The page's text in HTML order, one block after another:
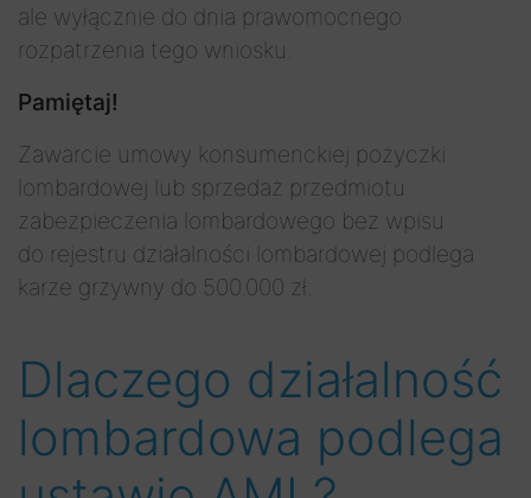
ale wyłącznie do dnia prawomocnego
rozpatrzenia tego wniosku.
Pamiętaj!
Zawarcie umowy konsumenckiej pożyczki
lombardowej lub sprzedaż przedmiotu
zabezpieczenia lombardowego bez wpisu
do rejestru działalności lombardowej podlega
karze grzywny do 500.000 zł.
Dlaczego działalność
lombardowa podlega